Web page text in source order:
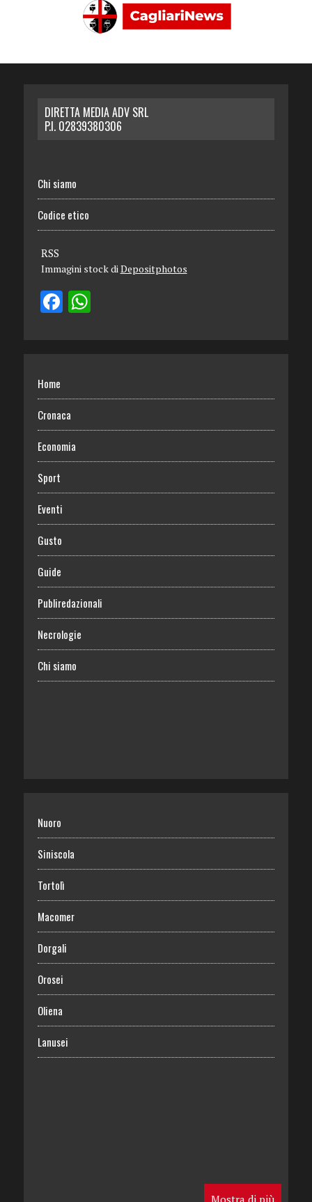
DIRETTA MEDIA ADV SRL
P.I. 02839380306
Chi siamo
Codice etico
RSS
Immagini stock di Depositphotos
Home
Cronaca
Economia
Sport
Eventi
Gusto
Guide
Publiredazionali
Necrologie
Chi siamo
Nuoro
Siniscola
Tortolì
Macomer
Dorgali
Orosei
Oliena
Lanusei
Mostra di più